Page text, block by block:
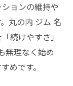
ョンの維持や
丸の内 ジム 名
続けやすさ」
無理なく始め
めです。